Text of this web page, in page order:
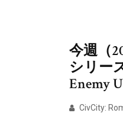
今週（
シリー
Enemy
CivCity: